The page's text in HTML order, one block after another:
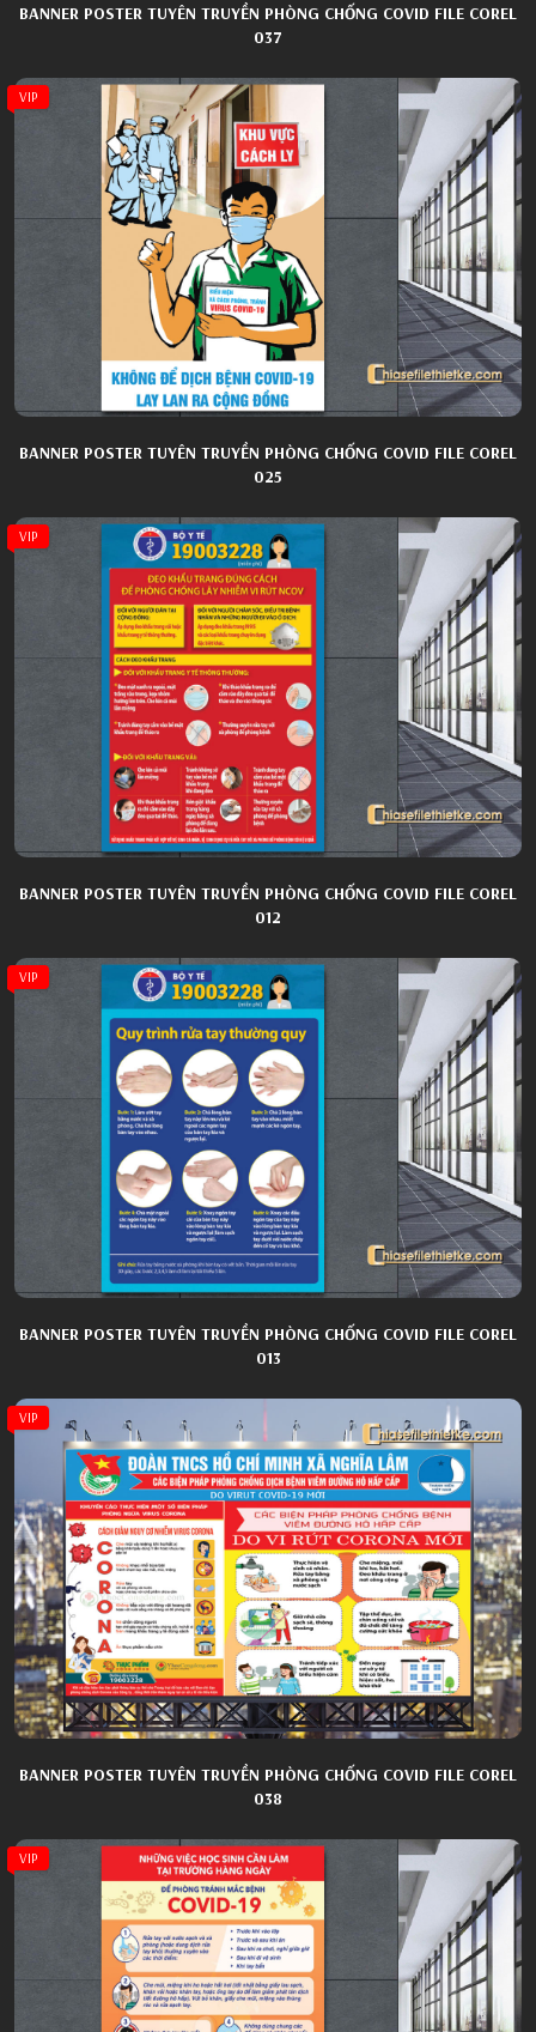
BANNER POSTER TUYÊN TRUYỀN PHÒNG CHỐNG COVID FILE COREL
037
VIP
BANNER POSTER TUYÊN TRUYỀN PHÒNG CHỐNG COVID FILE COREL
025
VIP
BANNER POSTER TUYÊN TRUYỀN PHÒNG CHỐNG COVID FILE COREL
012
VIP
BANNER POSTER TUYÊN TRUYỀN PHÒNG CHỐNG COVID FILE COREL
013
VIP
BANNER POSTER TUYÊN TRUYỀN PHÒNG CHỐNG COVID FILE COREL
038
VIP